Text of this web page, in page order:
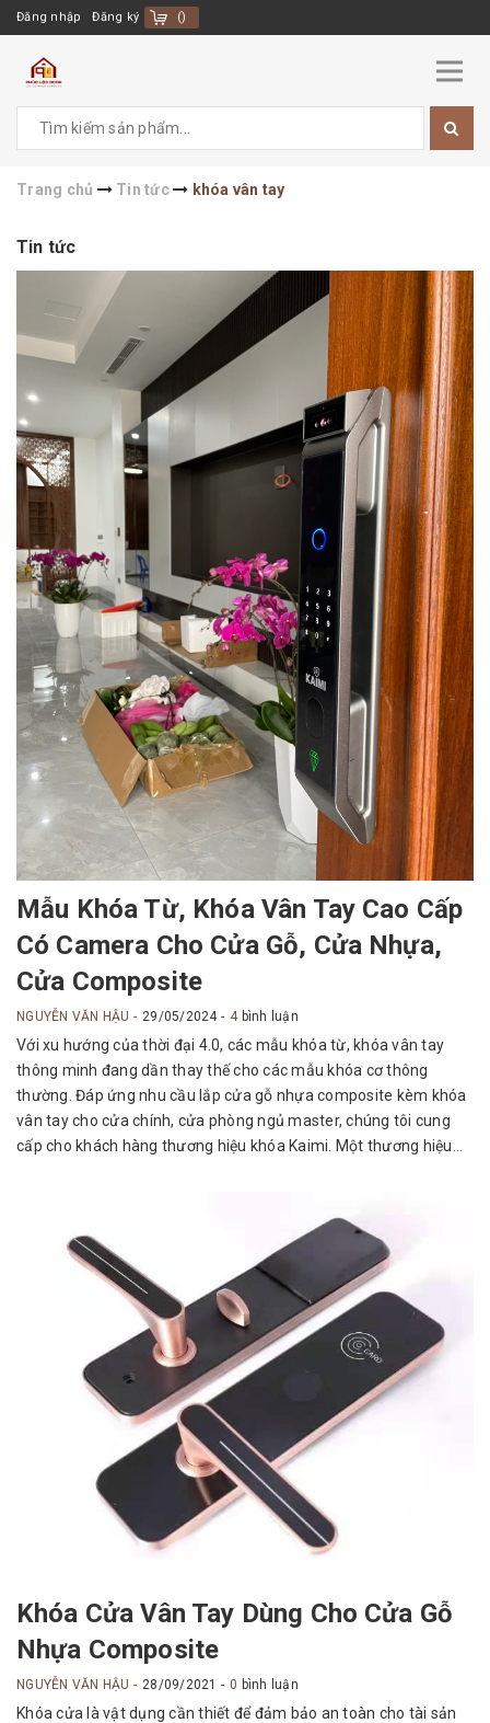
Đăng nhập Đăng ký ()
Trang chủ Tin tức khóa vân tay
Tin tức
Mẫu Khóa Từ, Khóa Vân Tay Cao Cấp
Có Camera Cho Cửa Gỗ, Cửa Nhựa,
Cửa Composite
NGUYỄN VĂN HẬU 29/05/2024 4bình luận
Với xu hướng của thời đại 4.0, các mẫu khóa từ, khóa vân tay
thông minh đang dần thay thế cho các mẫu khóa cơ thông
thường. Đáp ứng nhu cầu lắp cửa gỗ nhựa composite kèm khóa
vân tay cho cửa chính, cửa phòng ngủ master, chúng tôi cung
cấp cho khách hàng thương hiệu khóa Kaimi. Một thương hiệu...
Khóa Cửa Vân Tay Dùng Cho Cửa Gỗ
Nhựa Composite
NGUYỄN VĂN HẬU 28/09/2021 0 bình luận
Khóa cửa là vật dụng cần thiết để đảm bảo an toàn cho tài sản